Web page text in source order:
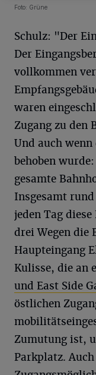
Foto: Grüne
Schulz: "Der
Der
vollkommen
waren
Zugang zu den
Und auch
behoben
gesamte
Insgesamt
jeden Tag
drei Wegen die
Haupteingang
Kulisse, die an
und East Side
östlichen
Zumutung ist,
Parkplatz.